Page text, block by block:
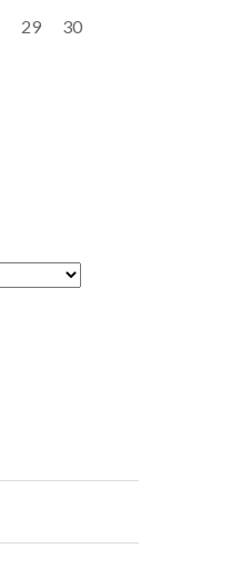
29
30